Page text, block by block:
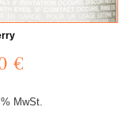
€
MwSt.